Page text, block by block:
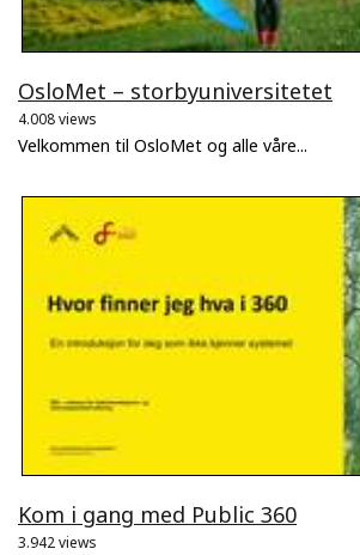
OsloMet – storbyuniversitetet
4.008 views
Velkommen til OsloMet og alle våre...
Kom i gang med Public 360
3.942 views